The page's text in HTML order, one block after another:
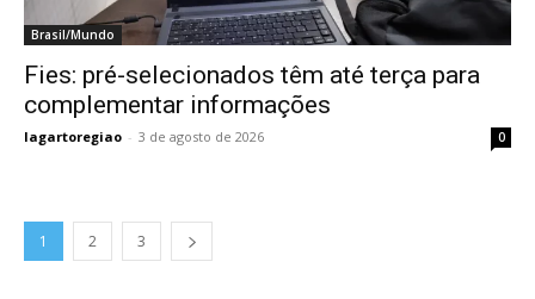
Brasil/Mundo
Fies: pré-selecionados têm até terça para
complementar informações
lagartoregiao - 3 de agosto de 2026 0
1 2 3